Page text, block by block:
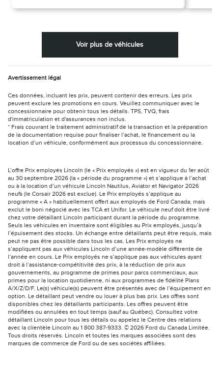
Voir plus de véhicules
Avertissement légal
Ces données, incluant les prix, peuvent contenir des erreurs. Les prix
peuvent exclure les promotions en cours. Veuillez communiquer avec le
concessionnaire pour obtenir tous les détails. TPS, TVQ, frais
d'immatriculation et d'assurances non inclus.
* Frais couvrant le traitement administratif de la transaction et la préparation
de la documentation requise pour finaliser l’achat, le financement ou la
location d’un véhicule, conformément aux processus du concessionnaire.
L’offre Prix employés Lincoln (le « Prix employés ») est en vigueur du 1er août
au 30 septembre 2026 (la « période du programme ») et s’applique à l’achat
ou à la location d’un véhicule Lincoln Nautilus, Aviator et Navigator 2026
neufs (le Corsair 2026 est exclue). Le Prix employés s’applique au
programme « A » habituellement offert aux employés de Ford Canada, mais
exclut le boni négocié avec les TCA et Unifor. Le véhicule neuf doit être livré
chez votre détaillant Lincoln participant durant la période du programme.
Seuls les véhicules en inventaire sont éligibles au Prix employés, jusqu’à
l’épuisement des stocks. Un échange entre détaillants peut être requis, mais
peut ne pas être possible dans tous les cas. Les Prix employés ne
s’appliquent pas aux véhicules Lincoln d’une année-modèle différente de
l’année en cours. Le Prix employés ne s’applique pas aux véhicules ayant
droit à l’assistance-compétitivité des prix, à la réduction de prix aux
gouvernements, au programme de primes pour parcs commerciaux, aux
primes pour la location quotidienne, ni aux programmes de fidélité Plans
A/X/Z/D/F. Le(s) véhicule(s) peuvent être présentés avec de l’équipement en
option. Le détaillant peut vendre ou louer à plus bas prix. Les offres sont
disponibles chez les détaillants participants. Les offres peuvent être
modifiées ou annulées en tout temps (sauf au Québec). Consultez votre
détaillant Lincoln pour tous les détails ou appelez le Centre des relations
avec la clientèle Lincoln au 1 800 387-9333. © 2026 Ford du Canada Limitée.
Tous droits réservés. Lincoln et toutes les marques associées sont des
marques de commerce de Ford ou de ses sociétés affiliées.